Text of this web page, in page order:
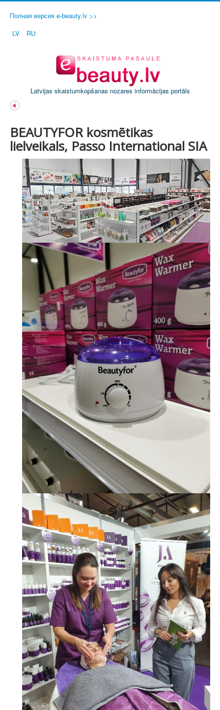
Полная версия e-beauty.lv >>
LV
RU
Latvijas skaistumkopšanas nozares informācijas portāls
BEAUTYFOR kosmētikas
lielveikals, Passo International SIA